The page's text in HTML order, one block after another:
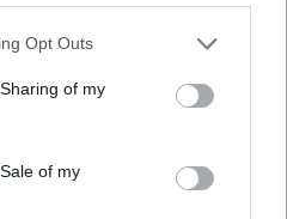
Opt Outs
of my
of my
της φετινής διαδρομής,
έπειτα από
Συνεχίζουμε να
που ενισχύουν την
τουρισμό και την